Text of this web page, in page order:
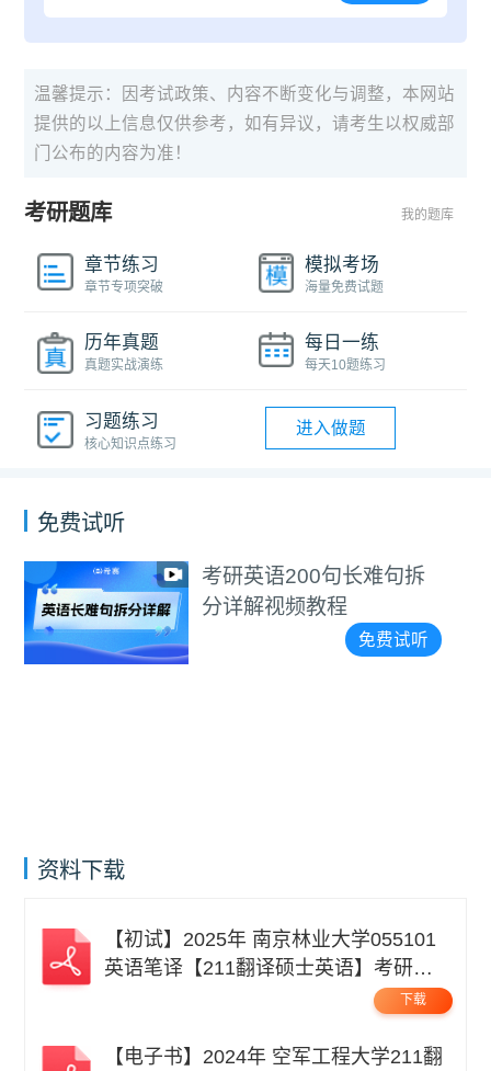
温馨提示：因考试政策、内容不断变化与调整，本网站
提供的以上信息仅供参考，如有异议，请考生以权威部
门公布的内容为准！
考研题库 我的题库
章节练习
章节专项突破
模拟考场
海量免费试题
历年真题
真题实战演练
每日一练
每天10题练习
习题练习
核心知识点练习
进入做题
免费试听
考研英语200句长难句拆
分详解视频教程
免费试听
资料下载
【初试】2025年 南京林业大学055101
英语笔译【211翻译硕士英语】考研精
下载
【电子书】2024年 空军工程大学211翻